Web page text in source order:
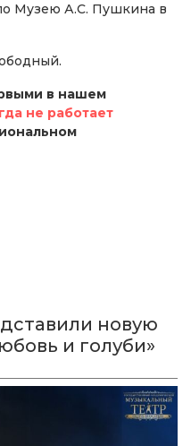
Музею А.С. Пушкина в
в нашем
не работает
новую
и голуби»